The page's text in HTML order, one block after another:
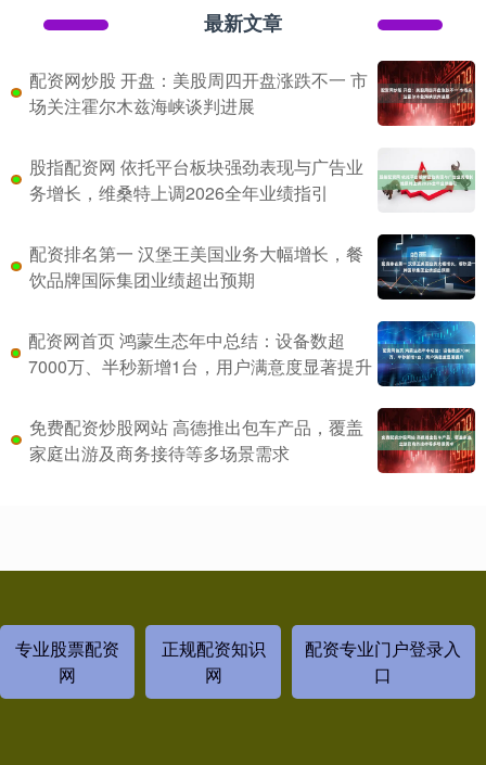
最新文章
配资网炒股 开盘：美股周四开盘涨跌不一 市
场关注霍尔木兹海峡谈判进展
股指配资网 依托平台板块强劲表现与广告业
务增长，维桑特上调2026全年业绩指引
配资排名第一 汉堡王美国业务大幅增长，餐
饮品牌国际集团业绩超出预期
配资网首页 鸿蒙生态年中总结：设备数超
7000万、半秒新增1台，用户满意度显著提升
免费配资炒股网站 高德推出包车产品，覆盖
家庭出游及商务接待等多场景需求
专业股票配资
网
正规配资知识
网
配资专业门户登录入
口